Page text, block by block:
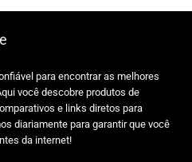
para encontrar as melhores
você descobre produtos de
e links diretos para
diariamente para garantir que você
da internet!